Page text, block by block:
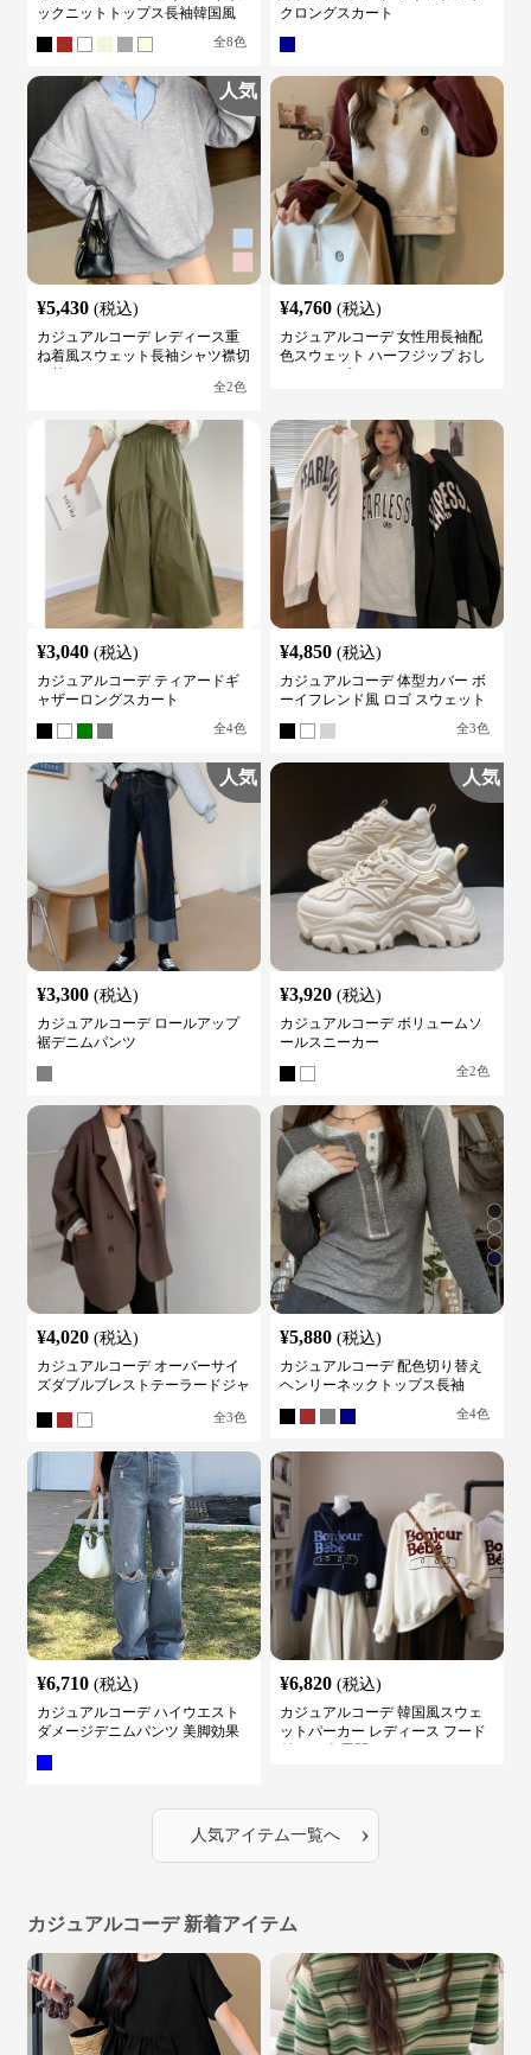
ックニットトップス長袖韓国風
全8色
クロングスカート
人気
¥5,430 (税込)
カジュアルコーデ レディース重
ね着風スウェット長袖シャツ襟切
全2色
¥4,760 (税込)
カジュアルコーデ 女性用長袖配
色スウェット ハーフジップ おし
¥3,040 (税込)
カジュアルコーデ ティアードギ
ャザーロングスカート
全4色
¥4,850 (税込)
カジュアルコーデ 体型カバー ボ
ーイフレンド風 ロゴ スウェット
全3色
人気
¥3,300 (税込)
カジュアルコーデ ロールアップ
裾デニムパンツ
人気
¥3,920 (税込)
カジュアルコーデ ボリュームソ
ールスニーカー
全2色
¥4,020 (税込)
カジュアルコーデ オーバーサイ
ズダブルブレストテーラードジャ
全3色
¥5,880 (税込)
カジュアルコーデ 配色切り替え
ヘンリーネックトップス長袖
全4色
¥6,710 (税込)
カジュアルコーデ ハイウエスト
ダメージデニムパンツ 美脚効果
¥6,820 (税込)
カジュアルコーデ 韓国風スウェ
ットパーカー レディース フード
人気アイテム一覧へ ›
カジュアルコーデ 新着アイテム